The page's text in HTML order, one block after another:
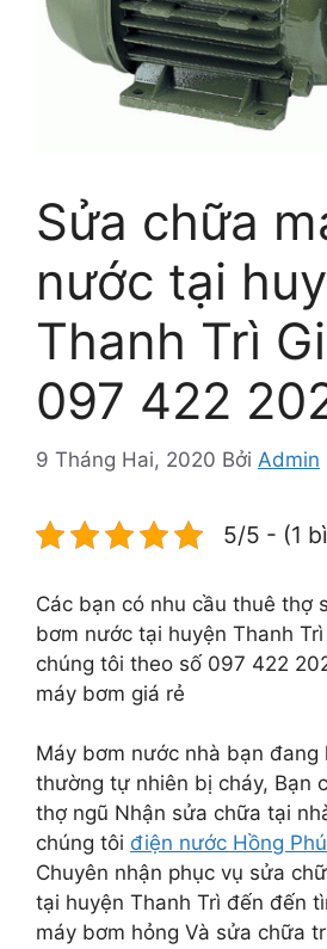
Sửa chữa
nước tại
Thanh Trì
097 422
9 Tháng Hai, 2020 Bởi Admin
5/5 - (1
Các bạn có nhu cầu thuê thợ
bơm nước tại huyện Thanh
chúng tôi theo số 097 422
máy bơm giá rẻ
Máy bơm nước nhà bạn đang
thường tự nhiên bị cháy, Bạn
thợ ngũ Nhận sửa chữa tại
chúng tôi điện nước Hồng
Chuyên nhận phục vụ sửa
tại huyện Thanh Trì đến đến
máy bơm hỏng Và sửa chữa